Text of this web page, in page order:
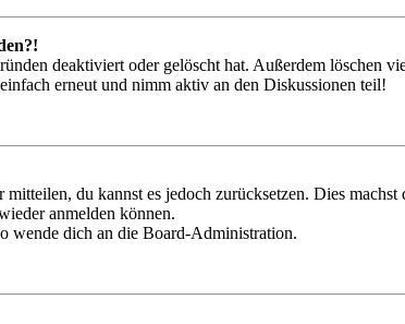
deaktiviert oder gelöscht hat. Außerdem löschen
erneut und nimm aktiv an den Diskussionen teil!
du kannst es jedoch zurücksetzen. Dies
anmelden können.
wende dich an die Board-Administration.